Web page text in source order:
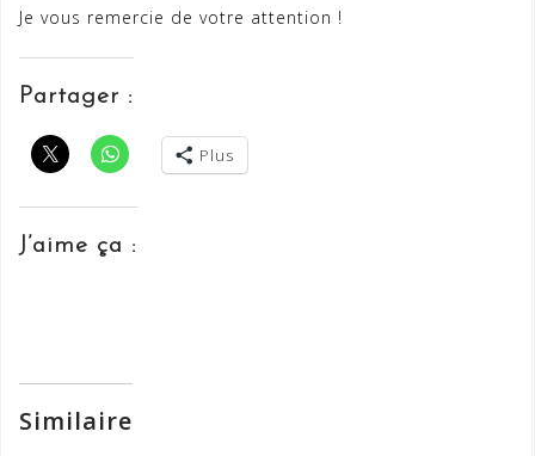
Je vous remercie de votre attention !
Partager :
Plus
J’aime ça :
Similaire